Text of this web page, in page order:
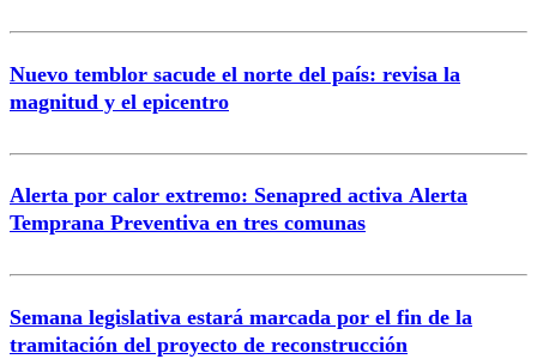
Nuevo temblor sacude el norte del país: revisa la
magnitud y el epicentro
Alerta por calor extremo: Senapred activa Alerta
Temprana Preventiva en tres comunas
Semana legislativa estará marcada por el fin de la
tramitación del proyecto de reconstrucción